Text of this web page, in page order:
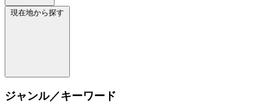
現在地から探す
ジャンル／キーワード